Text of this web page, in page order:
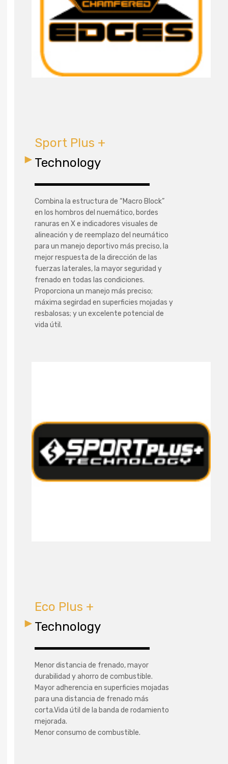
Sport Plus +
Technology
Combina la estructura de “Macro Block”
en los hombros del nuemático, bordes
ranuras en X e indicadores visuales de
alineación y de reemplazo del neumático
para un manejo deportivo más preciso, la
mejor respuesta de la dirección de las
fuerzas laterales, la mayor seguridad y
frenado en todas las condiciones.
Proporciona un manejo más preciso;
máxima segirdad en superficies mojadas y
resbalosas; y un excelente potencial de
vida útil.
Eco Plus +
Technology
Menor distancia de frenado, mayor
durabilidad y ahorro de combustible.
Mayor adherencia en superficies mojadas
para una distancia de frenado más
corta.Vida útil de la banda de rodamiento
mejorada.
Menor consumo de combustible.